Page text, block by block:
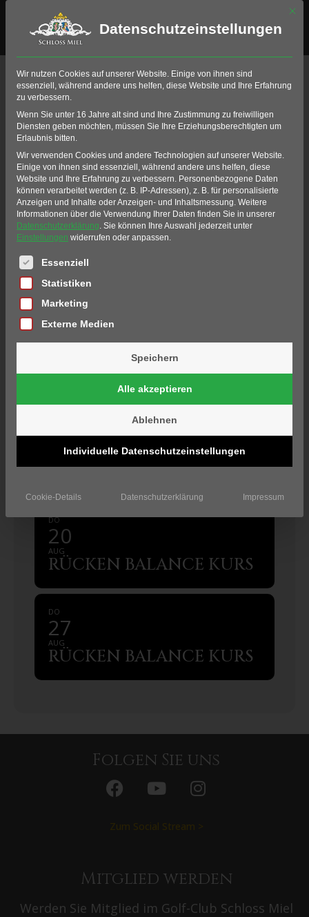
Events an
diesem Ort
GOLF-CLUB SCHLOSS
MIEL
UPCOMING EVENTS
AUGUST
06
RÜCKEN BALANCE KURS
13
RÜCKEN BALANCE KURS
DO
20
AUG
RÜCKEN BALANCE KURS
DO
27
AUG
RÜCKEN BALANCE KURS
Folgen Sie uns
Zum Social Stream >
Mitglied werden
Werden Sie Mitglied im Golf-Club Schloss Miel
Mit
Datenschutzeinstellungen
Wir nutzen Cookies auf unserer Website. Einige von ihnen sind
essenziell, während andere uns helfen, diese Website und Ihre Erfahrung
zu verbessern.
Wenn Sie unter 16 Jahre alt sind und Ihre Zustimmung zu freiwilligen
Diensten geben möchten, müssen Sie Ihre Erziehungsberechtigten um
Erlaubnis bitten.
Wir verwenden Cookies und andere Technologien auf unserer Website.
Einige von ihnen sind essenziell, während andere uns helfen, diese
Website und Ihre Erfahrung zu verbessern. Personenbezogene Daten
können verarbeitet werden (z. B. IP-Adressen), z. B. für personalisierte
Anzeigen und Inhalte oder Anzeigen- und Inhaltsmessung. Weitere
Informationen über die Verwendung Ihrer Daten finden Sie in unserer
Datenschutzerklärung. Sie können Ihre Auswahl jederzeit unter
Einstellungen widerrufen oder anpassen.
Es folgt eine Liste der Service-Gruppen, für die eine
Essenziell
Statistiken
Marketing
Externe Medien
Speichern
Alle akzeptieren
Ablehnen
Individuelle Datenschutzeinstellungen
Cookie-Details Datenschutzerklärung Impressum